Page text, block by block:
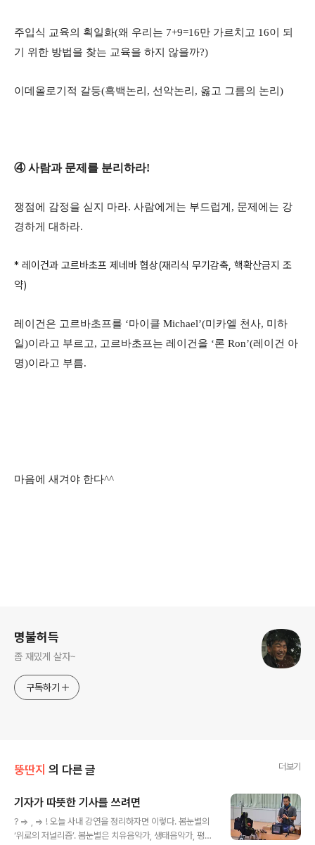
주입식 교육의 획일화(왜 우리는 7+9=16만 가르치고 16이 되
기 위한 방법을 찾는 교육을 하지 않을까?)
이데올로기적 갈등(흑백논리, 선악논리, 옳고 그름의 논리)
④ 사람과 문제를 분리하라!
쟁점에 감정을 싣지 마라. 사람에게는 부드럽게, 문제에는 강
경하게 대하라.
* 레이건과 고르바초프 제네바 협상(재리식 무기감축, 핵확산금지 조
약)
레이건은 고르바초프를 ‘마이클 Michael’(미카엘 천사, 미하
일)이라고 부르고, 고르바초프는 레이건을 ‘론 Ron’(레이건 아
명)이라고 부름.
마음에 새겨야 한다^^
명불허득
좀 재밌게 살자~
구독하기
뚱딴지 의 다른 글 더보기
기자가 따뜻한 기사를 쓰려면
? => , => ! 오늘 사내 강연을 정리하자면 이렇다. 봄눈별의
‘위로의 저널리즘’. 봄눈별은 치유음악가, 생태음악가, 평화